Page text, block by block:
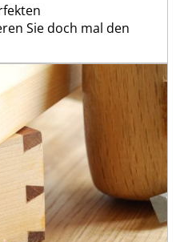
Sie doch mal den